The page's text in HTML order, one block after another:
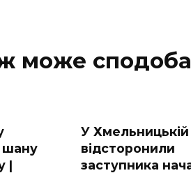
може
шану
|
У
відсторонили
заступника